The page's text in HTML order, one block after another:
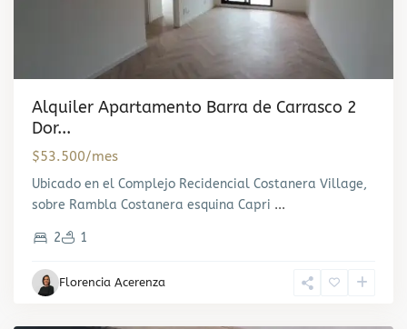
Alquiler Apartamento Barra de Carrasco 2
Dor...
$53.500/mes
Ubicado en el Complejo Recidencial Costanera Village,
sobre Rambla Costanera esquina Capri ...
2 1
Florencia Acerenza
Barra
de
Carrasco,
Ciudad
de
la